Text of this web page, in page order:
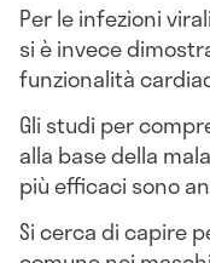
Per le infezioni
si è invece
funzionalità
Gli studi per
alla base della
più efficaci sono
Si cerca di capire